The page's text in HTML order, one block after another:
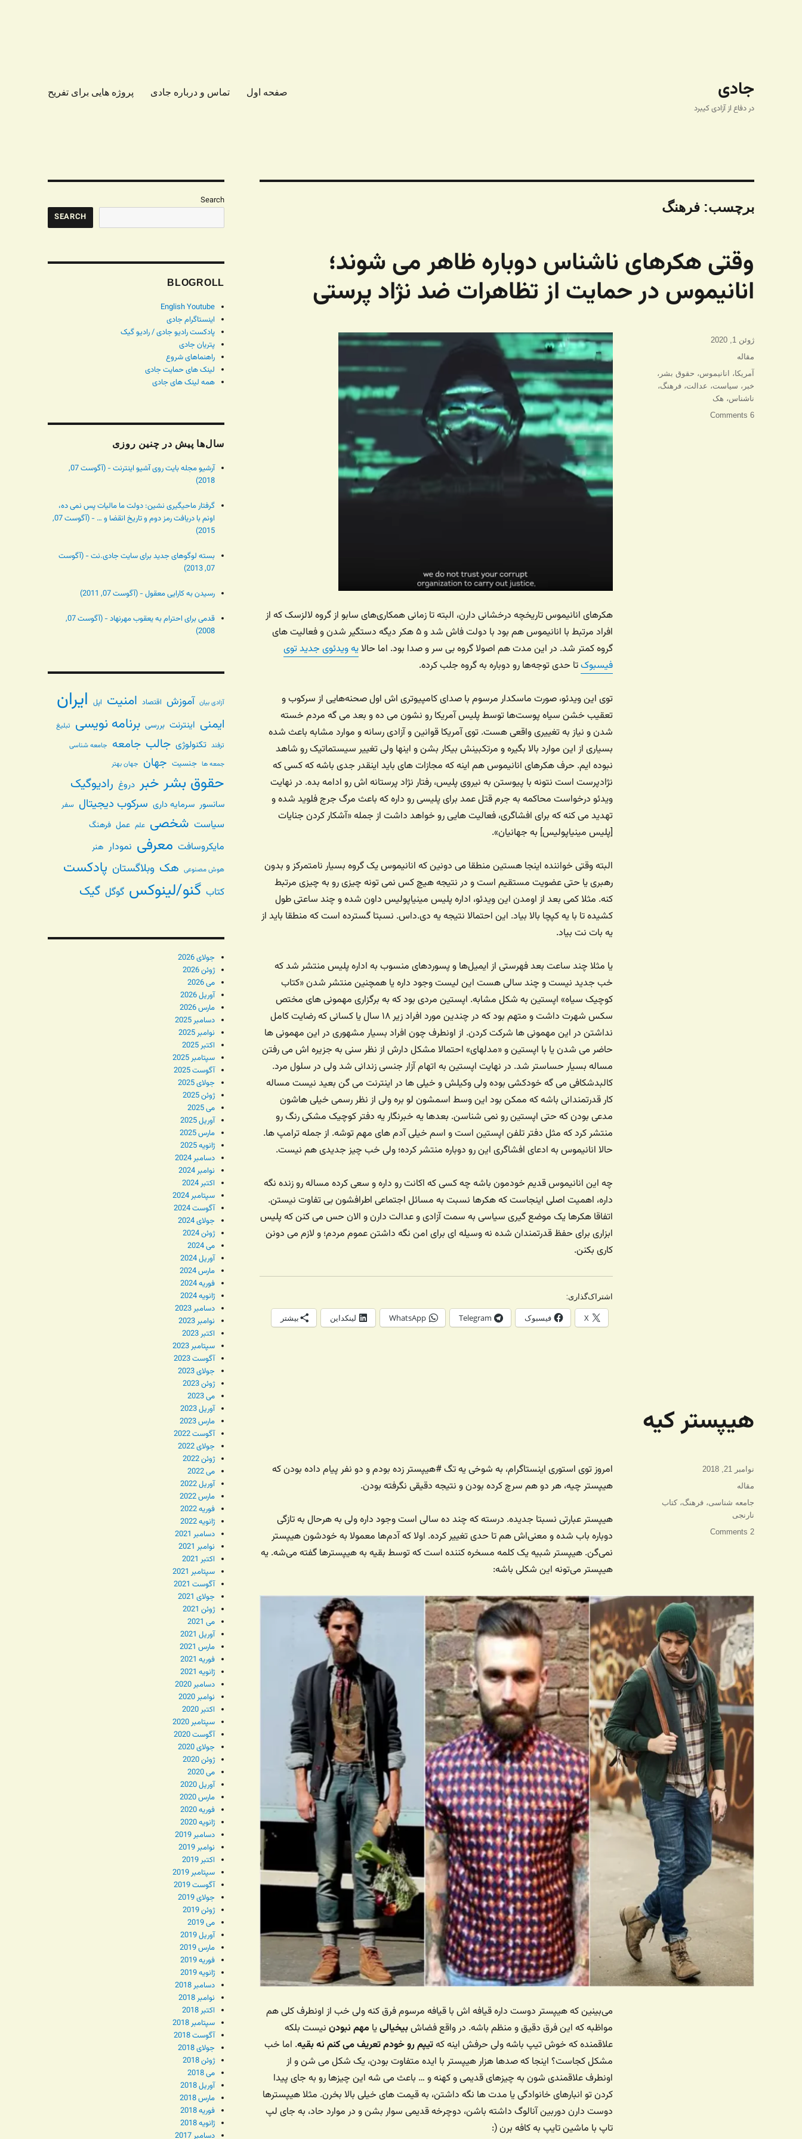
جادی
در دفاع از آزادی کیبرد
صفحه اول تماس و درباره جادی پروژه هایی برای تفریح
برچسب:فرهنگ
وقتی هکرهای ناشناس دوباره ظاهر می شوند؛
انانیموس در حمایت از تظاهرات ضد نژاد پرستی
هکرهای انانیموس تاریخچه درخشانی دارن، البته تا زمانی همکاری‌های سابو از گروه لالزسک که از
افراد مرتبط با انانیموس هم بود با دولت فاش شد و ۵ هکر دیگه دستگیر شدن و فعالیت های
گروه کمتر شد. در این مدت هم اصولا گروه بی سر و صدا بود. اما حالایه ویدئوی جدید توی
فیسبوکتا حدی توجه‌ها رو دوباره به گروه جلب کرده.
توی این ویدئو،‌ صورت ماسکدار مرسوم با صدای کامپیوتری اش اول صحنه‌هایی از سرکوب و
تعقیب خشن سیاه پوست‌ها توسط پلیس آمریکا رو نشون می ده و بعد می گه مردم خسته
شدن و نیاز به تغییری واقعی هست. توی آمریکا قوانین و‌ آزادی رسانه و موارد مشابه باعث شده
بسیاری از این موارد بالا بگیره و مرتکبینش بیکار بشن و اینها ولی تغییر سیستماتیک رو شاهد
نبوده ایم. حرف هکرهای انانیموس هم اینه که مجازات های باید اینقدر جدی باشه که کسی که
نژادپرست است نتونه با پیوستن به نیروی پلیس، رفتار نژاد پرستانه اش رو ادامه بده. در نهایت
ویدئو درخواست محاکمه به جرم قتل عمد برای پلیسی رو داره که باعث مرگ جرج فلوید شده و
تهدید می کنه که برای افشاگری، فعالیت هایی رو خواهد داشت از جمله «آشکار کردن جنایات
[پلیس مینیاپولیس] به جهانیان».
البته وقتی خواننده اینجا هستین منطقا می دونین که انانیموس یک گروه بسیار نامتمرکز و بدون
رهبری یا حتی عضویت مستقیم است و در نتیجه هیچ کس نمی تونه چیزی رو به چیزی مرتبط
کنه. مثلا کمی بعد از اومدن این ویدئو، اداره پلیس مینیاپولیس داون شده و چند ساعتی طول
کشیده تا با یه کپچا بالا بیاد. این احتمالا نتیجه یه دی.داس. نسبتا گسترده است که منطقا باید از
یه بات نت بیاد.
یا مثلا چند ساعت بعد فهرستی از ایمیل‌ها و پسوردهای منسوب به اداره پلیس منتشر شد که
خب جدید نیست و چند سالی هست این لیست وجود داره یا همچنین منتشر شدن «کتاب
کوچیک سیاه» اپستین به شکل مشابه. اپستین مردی بود که به برگزاری مهمونی های مختص
سکس شهرت داشت و متهم بود که در چندین مورد افراد زیر ۱۸ سال یا کسانی که رضایت کامل
نداشتن در این مهمونی ها شرکت کردن. از اونطرف چون افراد بسیار مشهوری در این مهمونی ها
حاضر می شدن یا با اپستین و «مدلهای» احتمالا مشکل دارش از نظر سنی به جزیره اش می رفتن
مساله بسیار حساستر شد. در نهایت اپستین به اتهام آزار جنسی زندانی شد ولی در سلول مرد.
کالبدشکافی می گه خودکشی بوده ولی وکیلش و خیلی ها در اینترنت می گن بعید نیست مساله
کار قدرتمندانی باشه که ممکن بود این وسط اسمشون لو بره ولی از نظر رسمی خیلی هاشون
مدعی بودن که حتی اپستین رو نمی شناسن. بعدها یه خبرنگار یه دفتر کوچیک مشکی رنگ رو
منتشر کرد که مثل دفتر تلفن اپستین است و اسم خیلی آدم های مهم توشه. از جمله ترامپ ها.
حالا انانیموس به ادعای افشاگری این رو دوباره منتشر کرده؛ ولی خب چیز جدیدی هم نیست.
چه این انانیموس قدیم خودمون باشه چه کسی که اکانت رو داره و سعی کرده مساله رو زنده نگه
داره، اهمیت اصلی اینجاست که هکرها نسبت به مسائل اجتماعی اطرافشون بی تفاوت نیستن.
اتفاقا هکرها یک موضع گیری سیاسی به سمت آزادی و عدالت دارن و الان حس می کنن که پلیس
ابزاری برای حفظ قدرتمندان شده نه وسیله ای برای امن نگه داشتن عموم مردم؛ و لازم می دونن
کاری بکنن.
اشتراک‌گذاری:
X فیسبوک Telegram
WhatsApp لینکداین بیشتر
ارسال
شده
ژوئن 1, 2020
دسته‌ها
مقاله
برچسب‌ها
آمریکا، انانیموس، حقوق بشر ،
خبر ، سیاست، عدالت،فرهنگ،
ناشناس، هک
6 Comments
هیپستر کیه
امروز توی استوری اینستاگرام، به شوخی یه تگ #هیپستر زده بودم و دو نفر پیام داده بودن که
هیپستر چیه، هر دو هم سرچ کرده بودن و نتیجه دقیقی نگرفته بودن.
هیپستر عبارتی نسبتا جدیده. درسته که چند ده سالی است وجود داره ولی به هرحال به تازگی
دوباره باب شده و معنی‌اش هم تا حدی تغییر کرده. اولا که آدم‌ها معمولا به خودشون هیپستر
نمی‌گن. هیپستر شبیه یک کلمه مسخره کننده است که توسط بقیه به هیپسترها گفته می‌شه. یه
هیپستر می‌تونه این شکلی باشه:
می‌بینین که هیپستر دوست داره قیافه اش با قیافه مرسوم فرق کنه ولی خب از اونطرف کلی هم
مواظبه که این فرق دقیق و منظم باشه. در واقع فضاشبیخیالییا مهم نبودننیست بلکه
علاقمنده که خوش تیپ باشه ولی حرفش اینه کهتیپم رو خودم تعریف می کنم نه بقیه. اما خب
مشکل کجاست؟ اینجا که صدها هزار هیپستر با ایده متفاوت بودن، یک شکل می شن و از
اونطرف علاقمندی شون به چیزهای قدیمی و کهنه و … باعث می شه این چیزها رو به جای پیدا
کردن تو انبارهای خانوادگی یا مدت ها نگه داشتن، به قیمت های خیلی بالا بخرن. مثلا هیپسترها
دوست دارن دوربین آنالوگ داشته باشن، دوچرخه قدیمی سوار بشن و در موارد حاد، به جای لپ
تاپ با ماشین تایپ به کافه برن (:
ارسال
شده
نوامبر 21, 2018
دسته‌ها
مقاله
برچسب‌ها
جامعه شناسی،فرهنگ،کتاب
نارنجی
2 Comments
Search
SEARCH
BLOGROLL
English Youtube
اینستاگرام جادی
پادکست رادیو جادی / رادیو گیک
پتریان جادی
راهنماهای شروع
لینک های حمایت جادی
همه لینک های جادی
سال‌ها پیش در چنین روزی
آرشیو مجله بایت روی آشیو اینترنت - (آگوست 07,
2018)
گرفتار ماحیگیری نشین: دولت ما مالیات پس نمی ده،
اونم با دریافت رمز دوم و تاریخ انقضا و … - (آگوست 07,
2015)
بسته لوگوهای جدید برای سایت جادی.نت - (آگوست
07, 2013)
رسیدن به کارایی معقول - (آگوست 07, 2011)
قدمی برای احترام به یعقوب مهرنهاد - (آگوست 07,
2008)
آزادی بیان آموزش اقتصاد امنیت اپل ایران
ایمنی اینترنت بررسی برنامه نویسی تبلیغ
ترفند تکنولوژی جالب جامعه جامعه شناسی
جمعه ها جنسیت جهان جهان بهتر
حقوق بشر خبر دروغ رادیوگیک
سانسور سرمایه داری سرکوب دیجیتال سفر
سیاست شخصی علم عمل فرهنگ
مایکروسافت معرفی نمودار هنر
هوش مصنوعی هک وبلاگستان پادکست
کتاب گنو/لینوکس گوگل گیک
جولای 2026
ژوئن 2026
می 2026
آوریل 2026
مارس 2026
دسامبر 2025
نوامبر 2025
اکتبر 2025
سپتامبر 2025
آگوست 2025
جولای 2025
ژوئن 2025
می 2025
آوریل 2025
مارس 2025
ژانویه 2025
دسامبر 2024
نوامبر 2024
اکتبر 2024
سپتامبر 2024
آگوست 2024
جولای 2024
ژوئن 2024
می 2024
آوریل 2024
مارس 2024
فوریه 2024
ژانویه 2024
دسامبر 2023
نوامبر 2023
اکتبر 2023
سپتامبر 2023
آگوست 2023
جولای 2023
ژوئن 2023
می 2023
آوریل 2023
مارس 2023
آگوست 2022
جولای 2022
ژوئن 2022
می 2022
آوریل 2022
مارس 2022
فوریه 2022
ژانویه 2022
دسامبر 2021
نوامبر 2021
اکتبر 2021
سپتامبر 2021
آگوست 2021
جولای 2021
ژوئن 2021
می 2021
آوریل 2021
مارس 2021
فوریه 2021
ژانویه 2021
دسامبر 2020
نوامبر 2020
اکتبر 2020
سپتامبر 2020
آگوست 2020
جولای 2020
ژوئن 2020
می 2020
آوریل 2020
مارس 2020
فوریه 2020
ژانویه 2020
دسامبر 2019
نوامبر 2019
اکتبر 2019
سپتامبر 2019
آگوست 2019
جولای 2019
ژوئن 2019
می 2019
آوریل 2019
مارس 2019
فوریه 2019
ژانویه 2019
دسامبر 2018
نوامبر 2018
اکتبر 2018
سپتامبر 2018
آگوست 2018
جولای 2018
ژوئن 2018
می 2018
آوریل 2018
مارس 2018
فوریه 2018
ژانویه 2018
دسامبر 2017